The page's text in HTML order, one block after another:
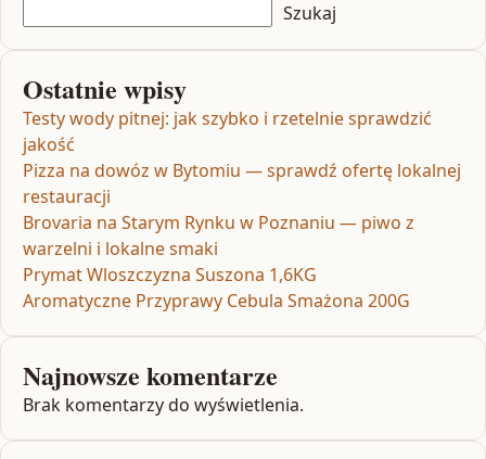
Szukaj
Ostatnie wpisy
Testy wody pitnej: jak szybko i rzetelnie sprawdzić
jakość
Pizza na dowóz w Bytomiu — sprawdź ofertę lokalnej
restauracji
Brovaria na Starym Rynku w Poznaniu — piwo z
warzelni i lokalne smaki
Prymat Wloszczyzna Suszona 1,6KG
Aromatyczne Przyprawy Cebula Smażona 200G
Najnowsze komentarze
Brak komentarzy do wyświetlenia.